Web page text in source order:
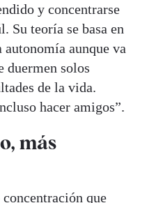
y concentrarse
Su teoría se basa en
aunque va
duermen solos
de la vida.
hacer amigos”.
más
que